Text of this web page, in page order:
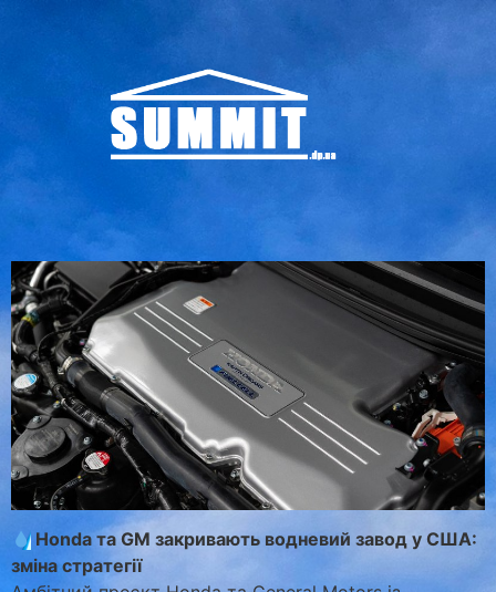
Honda та GM закривають водневий завод у США:
зміна стратегії